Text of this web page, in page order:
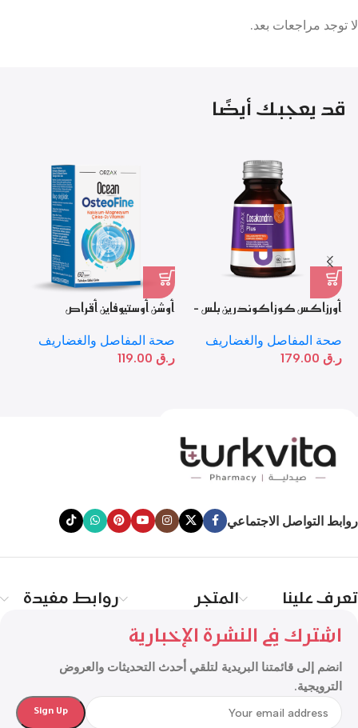
لا توجد مراجعات بعد.
قد يعجبك أيضًا
أورزاكس كوزاكوندرين بلس –
صحة المفاصل والغضاريف
ر.ق
أوشن أوستيوفاين أقراص
صحة المفاصل والغضاريف
ر.ق
روابط التواصل الاجتماعي
تعرف علينا المتجر روابط مفيدة
اشترك في النشرة الإخبارية
انضم إلى قائمتنا البريدية لتلقي أحدث التحديثات والعروض
الترويجية.